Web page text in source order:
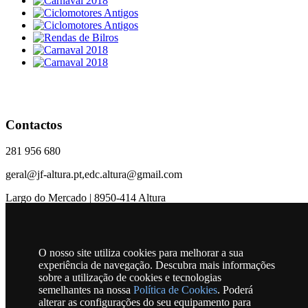
O nosso site utiliza cookies para melhorar a sua
experiência de navegação. Descubra mais informações
sobre a utilização de cookies e tecnologias
semelhantes na nossa Política de Cookies. Poderá
alterar as configurações do seu equipamento para
Contactos
281 956 680
geral@jf-altura.pt,edc.altura@gmail.com
Largo do Mercado | 8950-414 Altura
Horário
Junta e CTT